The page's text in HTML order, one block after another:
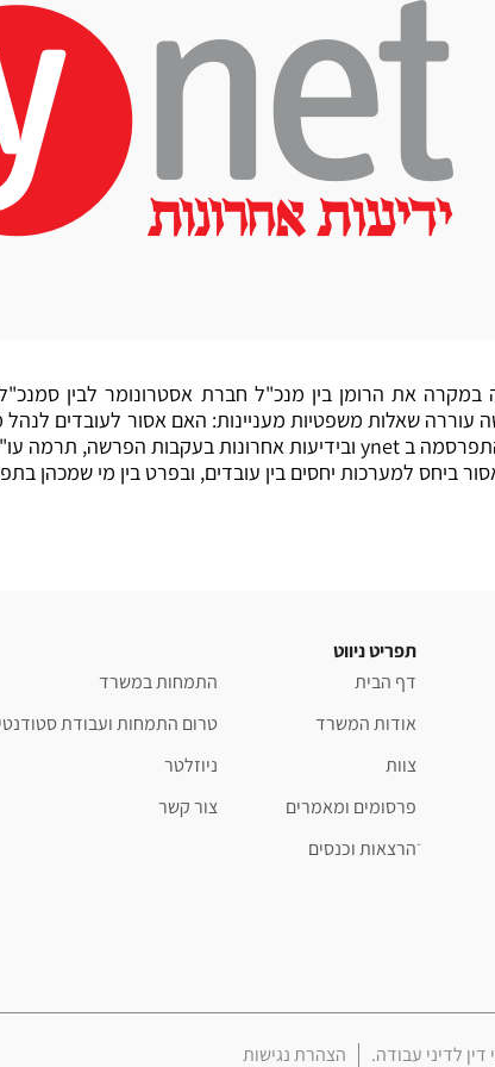
את הרומן בין מנכ"ל חברת אסטרונומר לבין
שאלות משפטיות מעניינות: האם אסור לעובדים
ב ynetובידיעות אחרונות בעקבות הפרשה, תרמה
ביחס למערכות יחסים בין עובדים, ובפרט בין מי שמכהן
תפריט ניווט
דף הבית
אודות המשרד
צוות
פרסומים ומאמרים
ֿהרצאות וכנסים
התמחות במשרד
טרום התמחות ועבודת
ניוזלטר
צור קשר
הצהרת נגישות